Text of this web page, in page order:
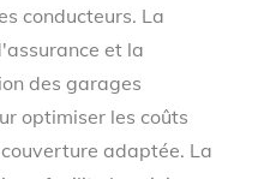
conducteurs. La
et la
des garages
optimiser les coûts
adaptée. La